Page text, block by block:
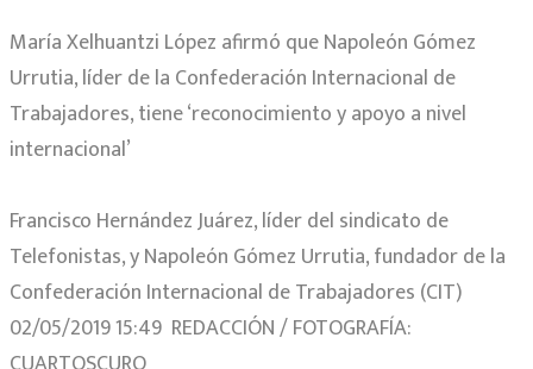
María Xelhuantzi López afirmó que Napoleón Gómez
Urrutia, líder de la Confederación Internacional de
Trabajadores, tiene ‘reconocimiento y apoyo a nivel
internacional’
Francisco Hernández Juárez, líder del sindicato de
Telefonistas, y Napoleón Gómez Urrutia, fundador de la
Confederación Internacional de Trabajadores (CIT)
02/05/2019 15:49 REDACCIÓN / FOTOGRAFÍA: